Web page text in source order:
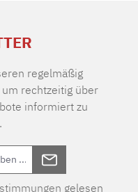
regelmäßig
rechtzeitig über
informiert zu
gelesen